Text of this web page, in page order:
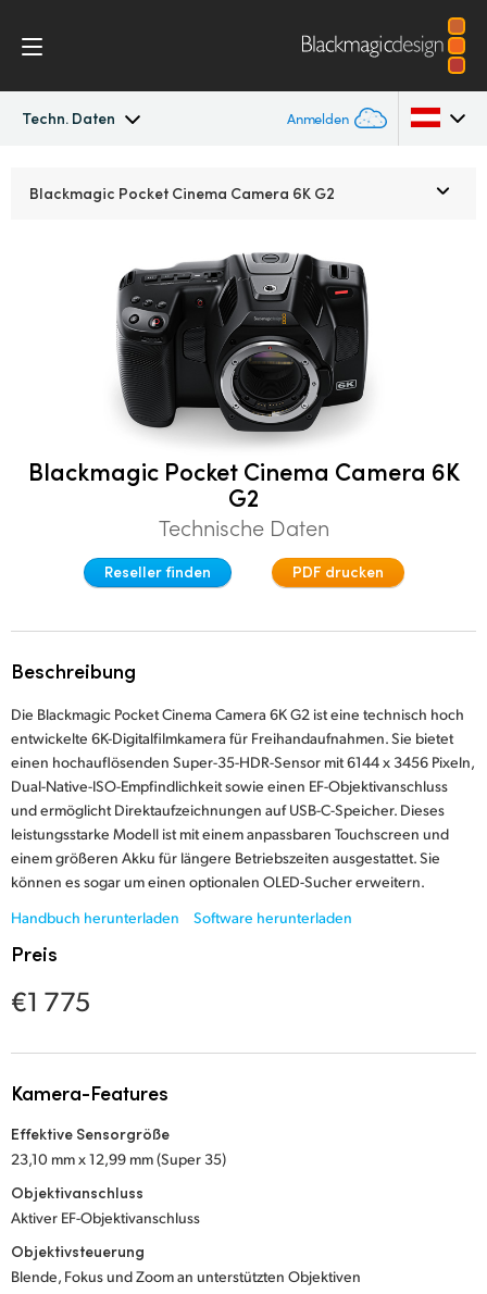
Techn. Daten Anmelden
Blackmagic RAW
Austria
Brazil
Canada
Denmark
France
Italy
Japan
Korea
Mexico
Malaysia
Portugal
Singapore
South Africa
Blackmagic Pocket Cinema Camera 6K G2
Blackmagic Pocket Cinema Camera 6K
G2
Technische Daten
Reseller finden PDF drucken
Beschreibung
Die Blackmagic Pocket Cinema Camera 6K G2 ist eine technisch hoch
entwickelte 6K-Digitalfilmkamera für Freihandaufnahmen. Sie bietet
einen hochauflösenden Super-35-HDR-Sensor mit 6144 x 3456 Pixeln,
Dual-Native-ISO-Empfindlichkeit sowie einen EF-Objektivanschluss
und ermöglicht Direktaufzeichnungen auf USB-C-Speicher. Dieses
leistungsstarke Modell ist mit einem anpassbaren Touchscreen und
einem größeren Akku für längere Betriebszeiten ausgestattet. Sie
können es sogar um einen optionalen OLED-Sucher erweitern.
Handbuch herunterladen
Software herunterladen
Preis
€1 775
Kamera-Features
Effektive Sensorgröße
23,10 mm x 12,99 mm (Super 35)
Objektivanschluss
Aktiver EF-Objektivanschluss
Objektivsteuerung
Blende, Fokus und Zoom an unterstützten Objektiven